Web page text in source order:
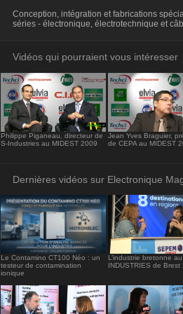
frameborder="0"></iframe>
Conception, intégration et fabrications
séries - électronique, électrotechnique et
Vidéos qui pourraient vous intéresser
Philippe Piganeau, directeur de
S-Industries au MIDEST 2009
Jean Yves Braguier,
de CEPA au MIDEST
Dernières vidéos sur Electronique
Le Contamino CT100 Néo : un
testeur de contamination
ionique
L’industrie bretonne
INDUSTRIES de Brest